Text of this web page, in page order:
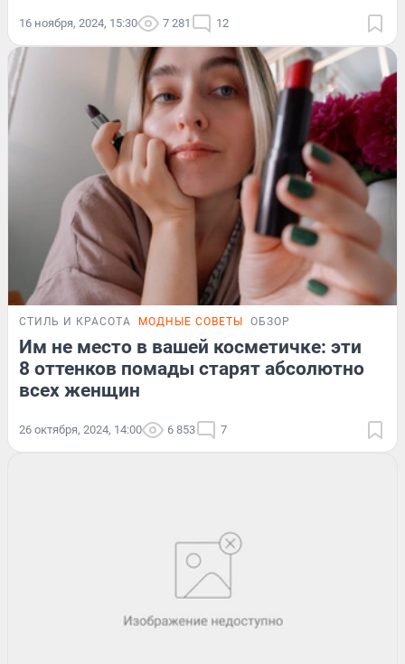
16 ноября, 2024, 15:30 7 281 12
СТИЛЬ И КРАСОТА МОДНЫЕ СОВЕТЫ ОБЗОР
Им не место в вашей косметичке: эти
8 оттенков помады старят абсолютно
всех женщин
26 октября, 2024, 14:00 6 853 7